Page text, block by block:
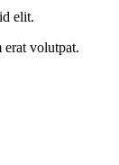
elit.
erat volutpat.